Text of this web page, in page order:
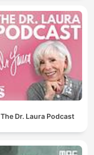
The Dr. Laura Podcast